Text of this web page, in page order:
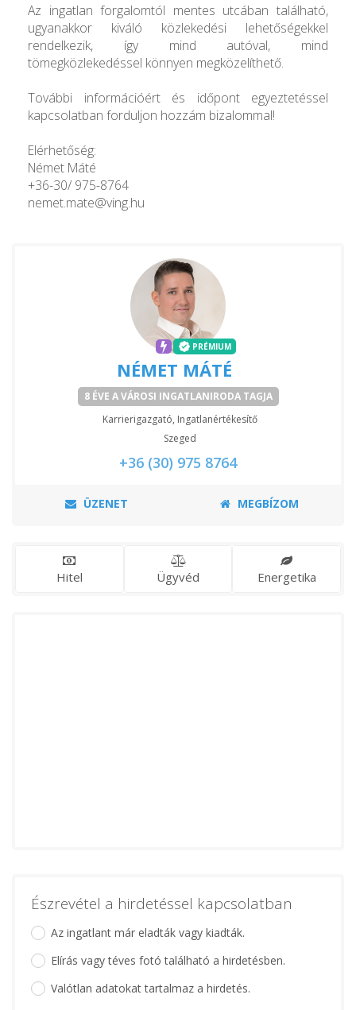
Az ingatlan forgalomtól mentes utcában található,
ugyanakkor kiváló közlekedési lehetőségekkel
rendelkezik, így mind autóval, mind
tömegközlekedéssel könnyen megközelíthető.
További információért és időpont egyeztetéssel
kapcsolatban forduljon hozzám bizalommal!
Elérhetőség:
Német Máté
+36-30/ 975-8764
nemet.mate@ving.hu
PRÉMIUM
NÉMET MÁTÉ
8 ÉVE A VÁROSI INGATLANIRODA TAGJA
Karrierigazgató, Ingatlanértékesítő
Szeged
+36 (30) 975 8764
ÜZENET MEGBÍZOM
Hitel Ügyvéd Energetika
Észrevétel a hirdetéssel kapcsolatban
Az ingatlant már eladták vagy kiadták.
Elírás vagy téves fotó található a hirdetésben.
Valótlan adatokat tartalmaz a hirdetés.